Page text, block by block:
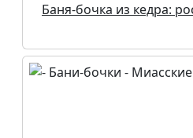
Баня-бочка из кедра: